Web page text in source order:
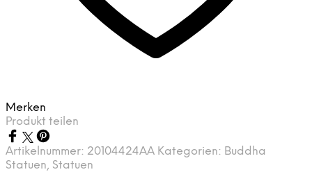
Merken
Produkt teilen
Artikelnummer: 20104424AA Kategorien: Buddha
Statuen, Statuen